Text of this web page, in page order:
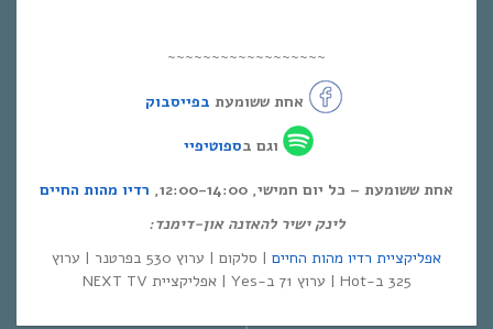
~~~~~~~~~~~~~~~~~~
אחת ששומעת בפייסבוק
וגם בספוטיפיי
אחת ששומעת – כל יום חמישי, 12:00-14:00,
רדיו מהות החיים
לינק ישיר להאזנה און-דימנד:
אפליקציית רדיו מהות החיים
| סלקום | ערוץ 530 בפרטנר | ערוץ
325 ב-Hot | ערוץ 71 ב-Yes | אפליקציית NEXT TV